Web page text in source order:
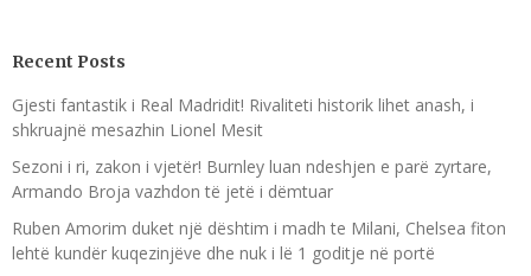
Recent Posts
Gjesti fantastik i Real Madridit! Rivaliteti historik lihet anash, i
shkruajnë mesazhin Lionel Mesit
Sezoni i ri, zakon i vjetër! Burnley luan ndeshjen e parë zyrtare,
Armando Broja vazhdon të jetë i dëmtuar
Ruben Amorim duket një dështim i madh te Milani, Chelsea fiton
lehtë kundër kuqezinjëve dhe nuk i lë 1 goditje në portë